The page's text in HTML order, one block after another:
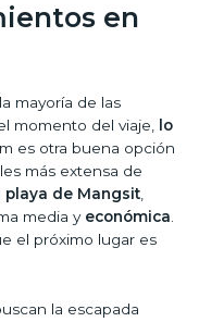
en
mayoría de las
momento del viaje, lo
es otra buena opción
más extensa de
playa de Mangsit,
media y económica.
el próximo lugar es
la escapada